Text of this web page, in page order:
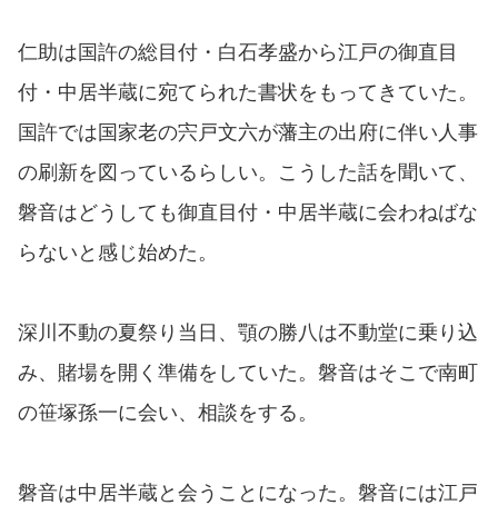
仁助は国許の総目付・白石孝盛から江戸の御直目
付・中居半蔵に宛てられた書状をもってきていた。
国許では国家老の宍戸文六が藩主の出府に伴い人事
の刷新を図っているらしい。こうした話を聞いて、
磐音はどうしても御直目付・中居半蔵に会わねばな
らないと感じ始めた。
深川不動の夏祭り当日、顎の勝八は不動堂に乗り込
み、賭場を開く準備をしていた。磐音はそこで南町
の笹塚孫一に会い、相談をする。
磐音は中居半蔵と会うことになった。磐音には江戸